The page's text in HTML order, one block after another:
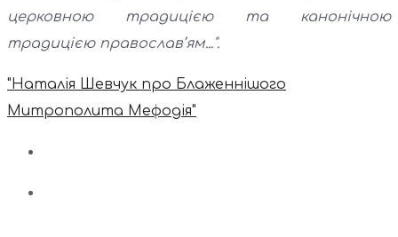
церковною традицією та канонічною
традицією православ’ям...".
"Наталія Шевчук про Блаженнішого
Митрополита Мефодія"